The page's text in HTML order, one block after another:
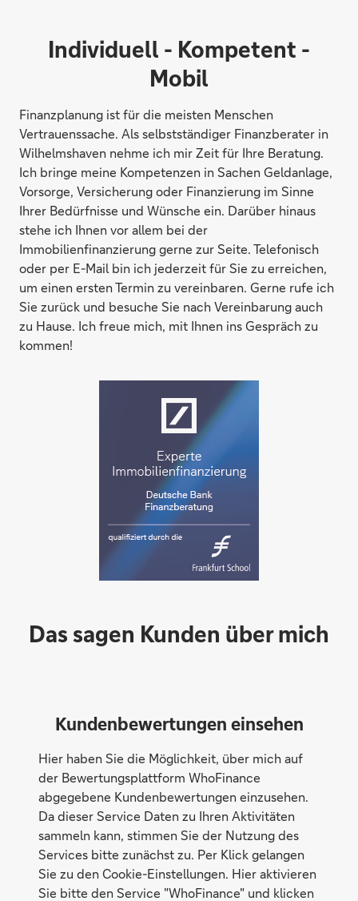
Individuell - Kompetent -
Mobil
Finanzplanung ist für die meisten Menschen
Vertrauenssache. Als selbstständiger Finanzberater in
Wilhelmshaven nehme ich mir Zeit für Ihre Beratung.
Ich bringe meine Kompetenzen in Sachen Geldanlage,
Vorsorge, Versicherung oder Finanzierung im Sinne
Ihrer Bedürfnisse und Wünsche ein. Darüber hinaus
stehe ich Ihnen vor allem bei der
Immobilienfinanzierung gerne zur Seite. Telefonisch
oder per E-Mail bin ich jederzeit für Sie zu erreichen,
um einen ersten Termin zu vereinbaren. Gerne rufe ich
Sie zurück und besuche Sie nach Vereinbarung auch
zu Hause. Ich freue mich, mit Ihnen ins Gespräch zu
kommen!
Das sagen Kunden über mich
Kundenbewertungen einsehen
Hier haben Sie die Möglichkeit, über mich auf
der Bewertungsplattform WhoFinance
abgegebene Kundenbewertungen einzusehen.
Da dieser Service Daten zu Ihren Aktivitäten
sammeln kann, stimmen Sie der Nutzung des
Services bitte zunächst zu. Per Klick gelangen
Sie zu den Cookie-Einstellungen. Hier aktivieren
Sie bitte den Service "WhoFinance" und klicken